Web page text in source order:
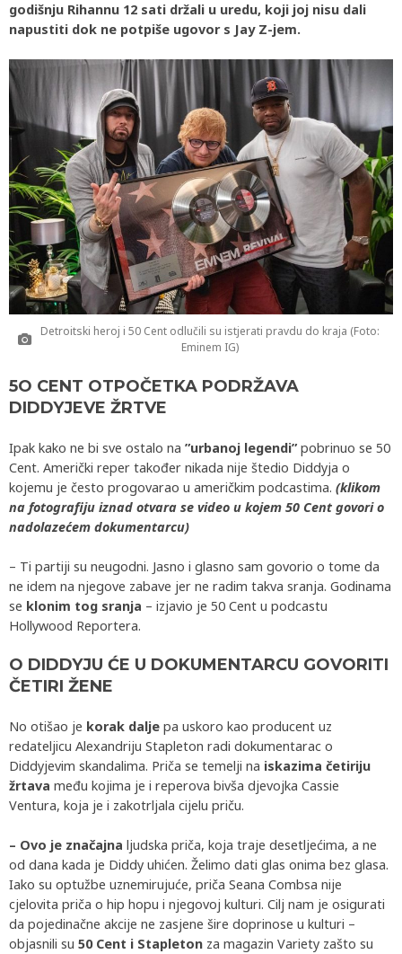
godišnju Rihannu 12 sati držali u uredu, koji joj nisu dali
napustiti dok ne potpiše ugovor s Jay Z-jem.
Detroitski heroj i 50 Cent odlučili su istjerati pravdu do kraja (Foto:
Eminem IG)
5O CENT OTPOČETKA PODRŽAVA
DIDDYJEVE ŽRTVE
Ipak kako ne bi sve ostalo na ”urbanoj legendi” pobrinuo se 50
Cent. Američki reper također nikada nije štedio Diddyja o
kojemu je često progovarao u američkim podcastima. (klikom
na fotografiju iznad otvara se video u kojem 50 Cent govori o
nadolazećem dokumentarcu)
– Ti partiji su neugodni. Jasno i glasno sam govorio o tome da
ne idem na njegove zabave jer ne radim takva sranja. Godinama
se klonim tog sranja – izjavio je 50 Cent u podcastu
Hollywood Reportera.
O DIDDYJU ĆE U DOKUMENTARCU GOVORITI
ČETIRI ŽENE
No otišao je korak dalje pa uskoro kao producent uz
redateljicu Alexandriju Stapleton radi dokumentarac o
Diddyjevim skandalima. Priča se temelji na iskazima četiriju
žrtava među kojima je i reperova bivša djevojka Cassie
Ventura, koja je i zakotrljala cijelu priču.
– Ovo je značajna ljudska priča, koja traje desetljećima, a ne
od dana kada je Diddy uhićen. Želimo dati glas onima bez glasa.
Iako su optužbe uznemirujuće, priča Seana Combsa nije
cjelovita priča o hip hopu i njegovoj kulturi. Cilj nam je osigurati
da pojedinačne akcije ne zasjene šire doprinose u kulturi –
objasnili su 50 Cent i Stapleton za magazin Variety zašto su